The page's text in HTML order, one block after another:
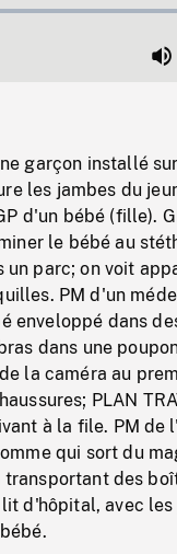
garçon installé
les jambes du
d'un bébé (fille).
le bébé au
parc; on voit
PM d'un
enveloppé dans
dans une
la caméra au
PLAN
à la file. PM de
qui sort du
des
d'hôpital, avec